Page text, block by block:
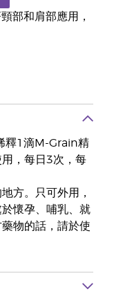
部和肩部應用，
釋1滴M-Grain精
，每日3次，每
方。只可外用，
懷孕、哺乳、就
物的話，請於使